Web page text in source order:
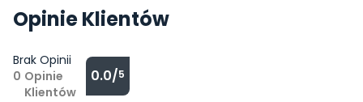
Opinie Klientów
Brak Opinii
0 Opinie
Klientów
0.0/5